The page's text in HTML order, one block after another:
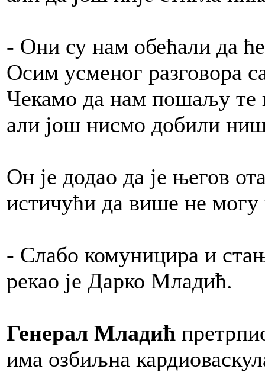
- Они су нам обећали да
Осим усменог разговора
Чекамо да нам пошаљу те
али још нисмо добили
Он је додао да је његов
истичући да више не могу
- Слабо комуницира и
рекао је Дарко Младић.
Генерал Младић
има озбиљна